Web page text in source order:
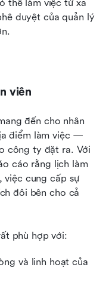
duyệt của quản lý
viên
đến cho nhân
điểm làm việc —
cáo rằng lịch làm
việc cung cấp sự
đôi bên cho cả
phù hợp với:
và linh hoạt của